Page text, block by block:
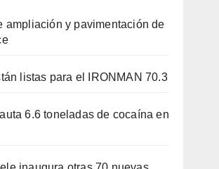
ampliación y pavimentación de
listas para el IRONMAN 70.3
6.6 toneladas de cocaína en